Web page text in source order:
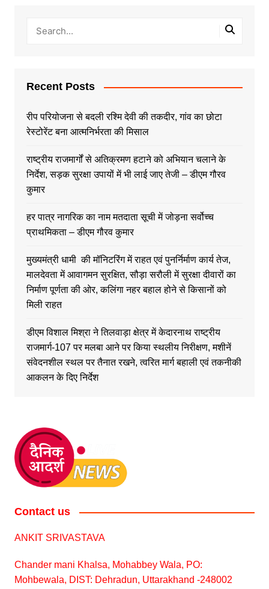
Recent Posts
रीप परियोजना से बदली रश्मि देवी की तकदीर, गांव का छोटा
रेस्टोरेंट बना आत्मनिर्भरता की मिसाल
राष्ट्रीय राजमार्गों से अतिक्रमण हटाने को अभियान चलाने के
निर्देश, सड़क सुरक्षा उपायों में भी लाई जाए तेजी – डीएम गौरव
कुमार
हर पात्र नागरिक का नाम मतदाता सूची में जोड़ना सर्वोच्च
प्राथमिकता – डीएम गौरव कुमार
मुख्यमंत्री धामी की मॉनिटरिंग में राहत एवं पुनर्निर्माण कार्य तेज,
मालदेवता में आवागमन सुरक्षित, सौड़ा सरौली में सुरक्षा दीवारों का
निर्माण पूर्णता की ओर, कलिंगा नहर बहाल होने से किसानों को
मिली राहत
डीएम विशाल मिश्रा ने तिलवाड़ा क्षेत्र में केदारनाथ राष्ट्रीय
राजमार्ग-107 पर मलबा आने पर किया स्थलीय निरीक्षण, मशीनें
संवेदनशील स्थल पर तैनात रखने, त्वरित मार्ग बहाली एवं तकनीकी
आकलन के दिए निर्देश
Contact us
ANKIT SRIVASTAVA
Chander mani Khalsa, Mohabbey Wala, PO:
Mohbewala, DIST: Dehradun, Uttarakhand -248002